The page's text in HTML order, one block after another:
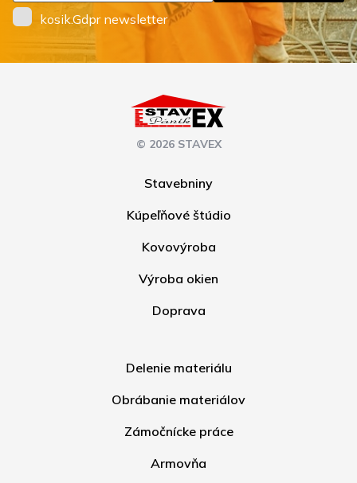
kosik.Gdpr newsletter
© 2026 STAVEX
Stavebniny
Kúpeľňové štúdio
Kovovýroba
Výroba okien
Doprava
Delenie materiálu
Obrábanie materiálov
Zámočnícke práce
Armovňa